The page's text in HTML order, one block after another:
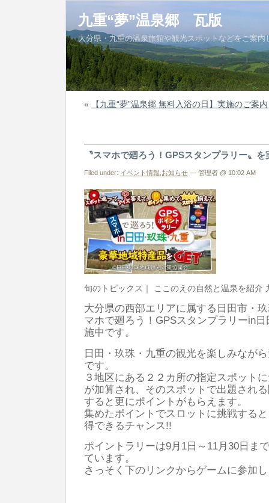
九重“夢”温泉郷 瓦版
大分県・九重の温泉旅館や観光スポットなどをご案内
« 【九重“夢”温泉郷 無料入浴の日】実施のご案内
〝スマホで廻ろう！GPSスタンプラリー〟を
Filed under: イベント情報 お知らせ — 管理者 @ 10:02 AM
旬のトピックス｜ ここのえの自然と温泉を紹介
大分県の西部エリアに属する日田市・
マホで廻ろう！GPSスタンプラリーin
施中です。
日田・玖珠・九重の観光を楽しみなが
です。
３地区にある２２カ所の指定スポット
が加算され、そのスポットで出題され
すると更にポイントがもらえます。
集めたポイントでスロットに挑戦する
得できるチャンス!!
ポイントラリーは9月1日～11月30日ま
ています。
さっそく下のリンクからゲームに参加